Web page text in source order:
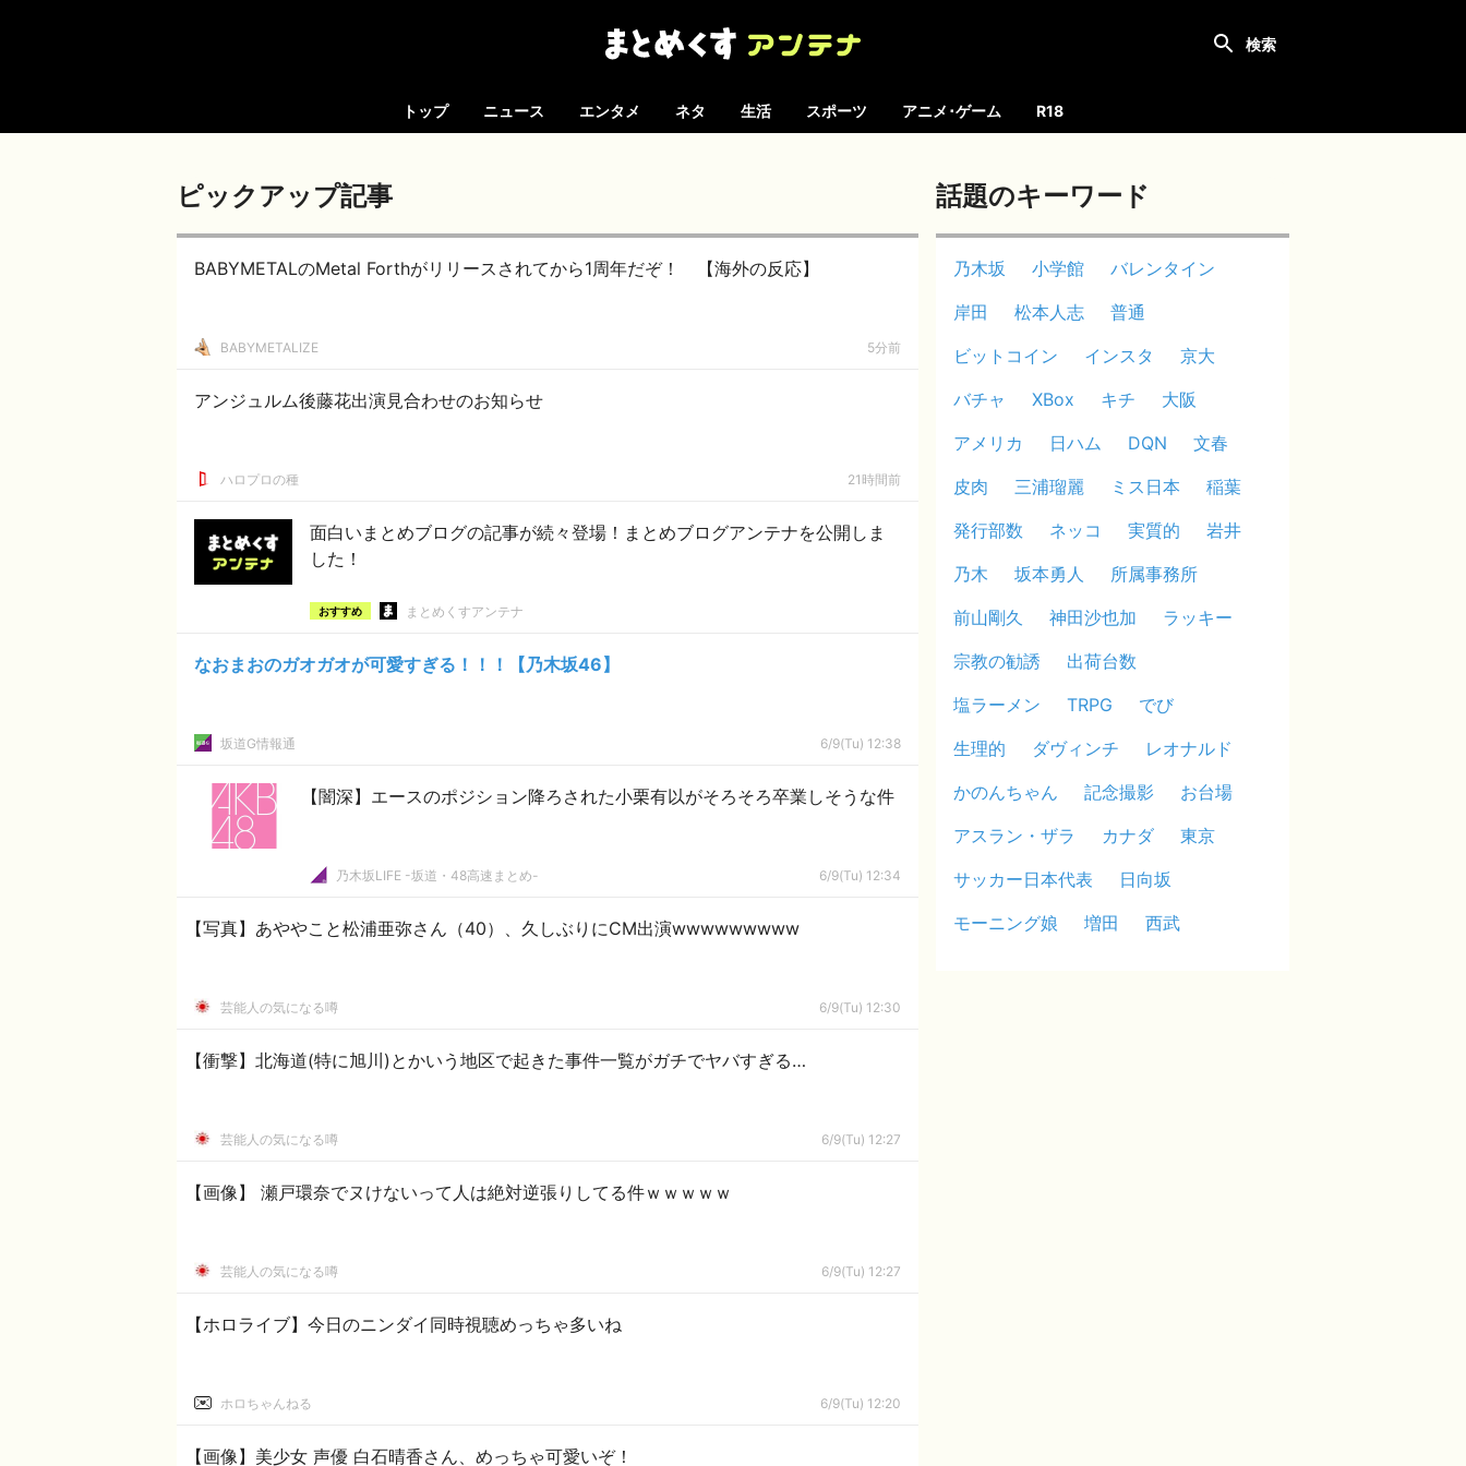
トップ ニュース エンタメ ネタ 生活 スポーツ アニメ･ゲーム R18
ピックアップ記事
BABYMETALのMetal Forthがリリースされてから1周年だぞ！ 【海外の反応】
BABYMETALIZE 5分前
アンジュルム後藤花出演見合わせのお知らせ
ハロプロの種 21時間前
面白いまとめブログの記事が続々登場！まとめブログアンテナを公開しま
した！
おすすめ まとめくすアンテナ
なおまおのガオガオが可愛すぎる！！！【乃木坂46】
坂道G情報通 6/9(Tu) 12:38
【闇深】エースのポジション降ろされた小栗有以がそろそろ卒業しそうな件
乃木坂LIFE -坂道・48高速まとめ- 6/9(Tu) 12:34
【写真】あややこと松浦亜弥さん（40）、久しぶりにCM出演wwwwwwwww
芸能人の気になる噂 6/9(Tu) 12:30
【衝撃】北海道(特に旭川)とかいう地区で起きた事件一覧がガチでヤバすぎる…
芸能人の気になる噂 6/9(Tu) 12:27
【画像】 瀬戸環奈でヌけないって人は絶対逆張りしてる件ｗｗｗｗｗ
芸能人の気になる噂 6/9(Tu) 12:27
【ホロライブ】今日のニンダイ同時視聴めっちゃ多いね
ホロちゃんねる 6/9(Tu) 12:20
【画像】美少女 声優 白石晴香さん、めっちゃ可愛いぞ！
話題のキーワード
乃木坂 小学館
バレンタイン
岸田
松本人志
普通
ビットコイン
インスタ
京大
バチャ
XBox キチ
大阪
アメリカ
日ハム DQN
文春
皮肉
三浦瑠麗 ミス日本
稲葉
発行部数
ネッコ 実質的
岩井
乃木
坂本勇人
所属事務所
前山剛久
神田沙也加
ラッキー
宗教の勧誘
出荷台数
塩ラーメン
TRPG
でび
生理的
ダヴィンチ
レオナルド
かのんちゃん
記念撮影
お台場
アスラン・ザラ
カナダ
東京
サッカー日本代表
日向坂
モーニング娘
増田 西武